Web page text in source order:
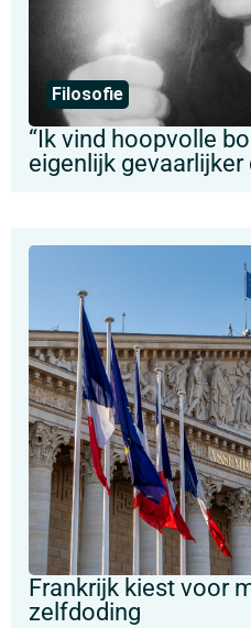
Filosofie
“Ik vind hoopvolle
eigenlijk gevaarlijker
Frankrijk kiest voor
zelfdoding